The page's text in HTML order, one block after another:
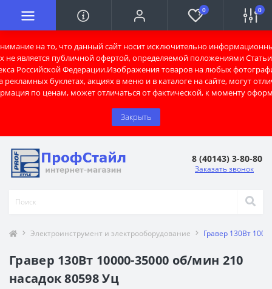
на то, что данный сайт носит исключительно
не является публичной офертой, определяемой положениями Статьи
Российской Федерации.Изображения товаров на любых
рекламных буклетах, акциях в меню и в каталоге на сайте, могут
по ценам, может отличаться от фактической, к моменту
Закрыть
0 0
8 (40143) 3-80-80
Заказать звонок
Электроинструмент и электрооборудование Гравер 130Вт
Гравер 130Вт 10000-35000 об/мин 210
насадок 80598 Уц